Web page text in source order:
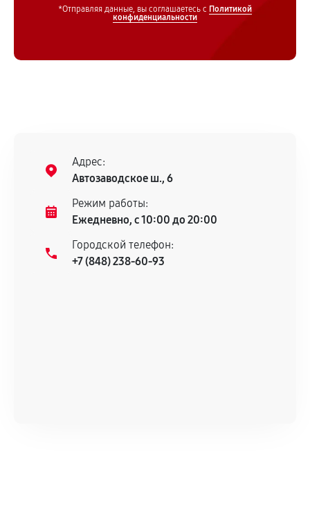
*Отправляя данные, вы соглашаетесь с Политикой
конфиденциальности
Адрес:
Автозаводское ш., 6
Режим работы:
Ежедневно, с 10:00 до 20:00
Городской телефон:
+7 (848) 238-60-93